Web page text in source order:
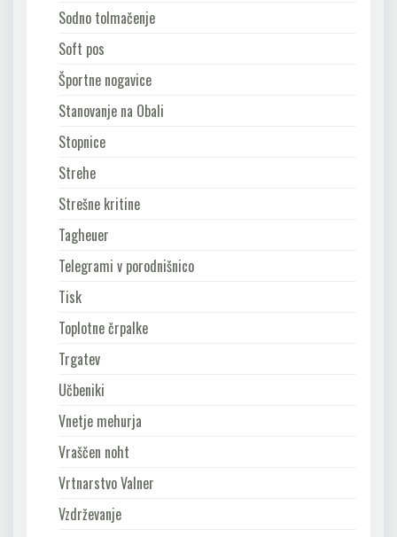
Sodno tolmačenje
Soft pos
Športne nogavice
Stanovanje na Obali
Stopnice
Strehe
Strešne kritine
Tagheuer
Telegrami v porodnišnico
Tisk
Toplotne črpalke
Trgatev
Učbeniki
Vnetje mehurja
Vraščen noht
Vrtnarstvo Valner
Vzdrževanje